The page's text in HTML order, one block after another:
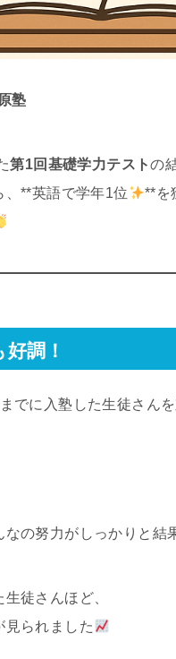
塾
第1回基礎学力テストの
**英語で学年1位
**を
調！
でに入塾した生徒さ
の努力がしっかりと結
徒さんほど、
見られました